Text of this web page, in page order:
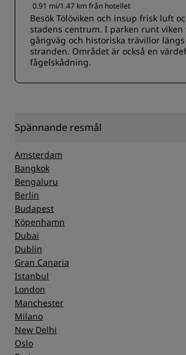
0.91 mi/1.47 km från hotellet
Besök Tölöviken och insup frisk luft
stadens centrum. I parken runt viken
gångväg och historiska trävillor
stranden. Området är också en
fågelskådning.
Spännande resmål
Amsterdam
Bangkok
Bengaluru
Berlin
Budapest
Köpenhamn
Dubai
Dublin
Gran Canaria
Istanbul
London
Manchester
Milano
New Delhi
Oslo